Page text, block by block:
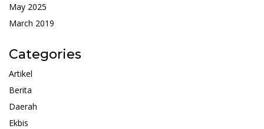
May 2025
March 2019
Categories
Artikel
Berita
Daerah
Ekbis